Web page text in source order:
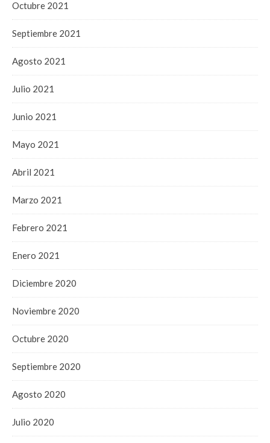
Octubre 2021
Septiembre 2021
Agosto 2021
Julio 2021
Junio 2021
Mayo 2021
Abril 2021
Marzo 2021
Febrero 2021
Enero 2021
Diciembre 2020
Noviembre 2020
Octubre 2020
Septiembre 2020
Agosto 2020
Julio 2020